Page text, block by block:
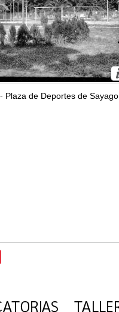
Plaza de Deportes de Sayago.